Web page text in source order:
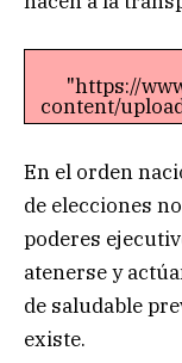
"https://
content/
En el orden
de elecciones
poderes
atenerse y
de saludable
existe.